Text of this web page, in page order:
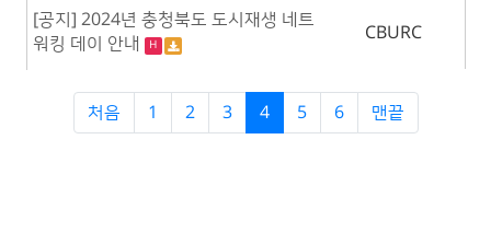
[공지] 2024년 충청북도 도시재생 네트
워킹 데이 안내
H
CBURC
처음 1 2 3 4 5 6 맨끝